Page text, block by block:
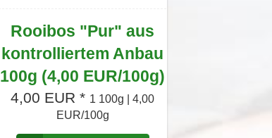
Rooibos "Pur" aus
kontrolliertem Anbau
100g (4,00 EUR/100g)
4,00 EUR * 1 100g | 4,00
EUR/100g